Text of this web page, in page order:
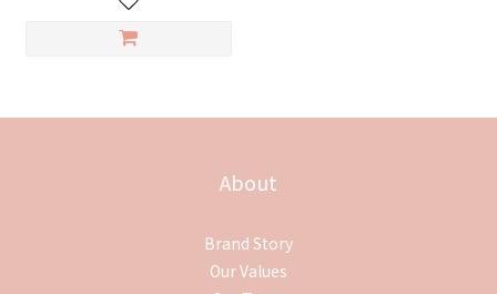
About
Brand Story
Our Values